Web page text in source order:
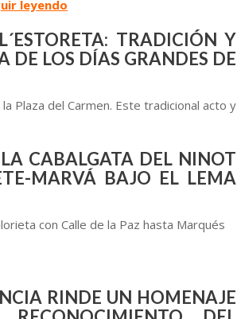
leyendo
TRADICIÓN Y
LOS DÍAS GRANDES DE
Plaza del Carmen. Este tradicional acto y
CABALGATA DEL NINOT
MARVÁ BAJO EL LEMA
con Calle de la Paz hasta Marqués
RINDE UN HOMENAJE